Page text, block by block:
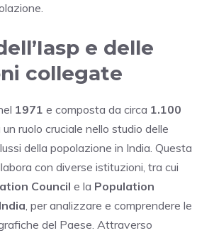
e delle
collegate
1971 e composta da circa 1.100
ruolo cruciale nello studio delle
della popolazione in India. Questa
con diverse istituzioni, tra cui
Council e la Population
, per analizzare e comprendere le
del Paese. Attraverso